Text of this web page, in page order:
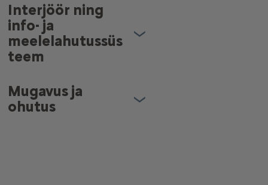
Interjöör ning
info- ja
meelelahutussüs
teem
Mugavus ja
ohutus